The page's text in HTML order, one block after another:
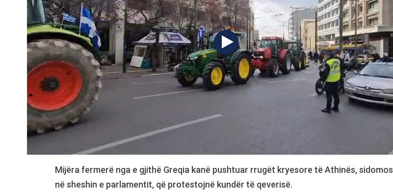
Mijëra fermerë nga e gjithë Greqia kanë pushtuar rrugët kryesore të Athinës, sidomos
në sheshin e parlamentit, që protestojnë kundër të qeverisë.